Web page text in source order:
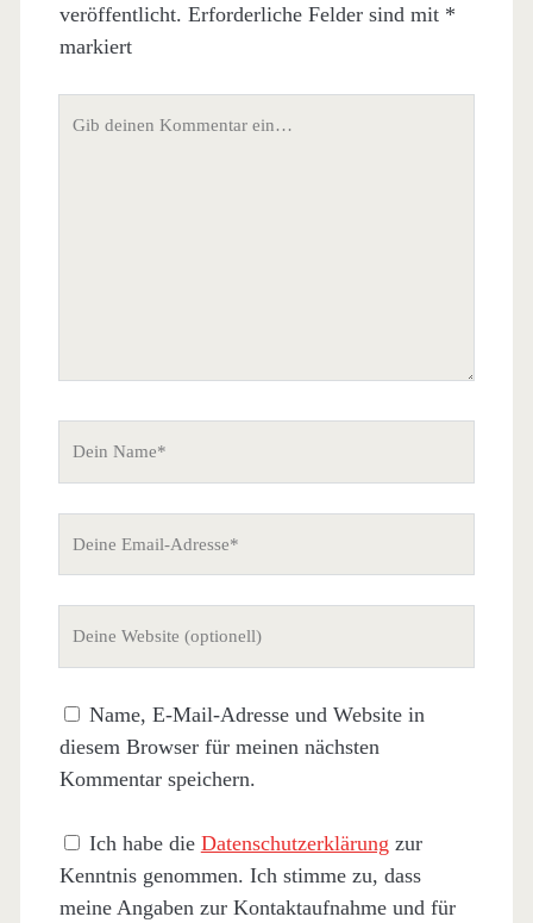
veröffentlicht. Erforderliche Felder sind mit *
markiert
erforderlich)
Name, E-Mail-Adresse und Website in
diesem Browser für meinen nächsten
Kommentar speichern.
Ich habe die Datenschutzerklärung zur
Kenntnis genommen. Ich stimme zu, dass
meine Angaben zur Kontaktaufnahme und für